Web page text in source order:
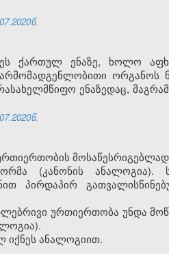
ქართულ ენაზე, ხოლო
ორგანოს
ენაზედაც,
მოსაწესრიგებლად
(კანონის ანალოგია).
პირდაპირ
ურთიერთობა უნდა
იქნეს ანალოგიით.